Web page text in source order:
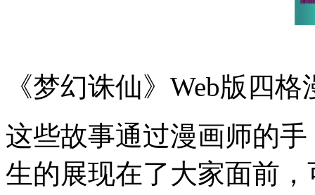
《梦幻诛仙》Web版四
这些故事通过漫画师的
生的展现在了大家面前